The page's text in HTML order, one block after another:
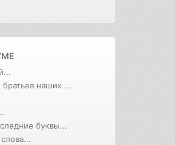
наших ...
буквы...